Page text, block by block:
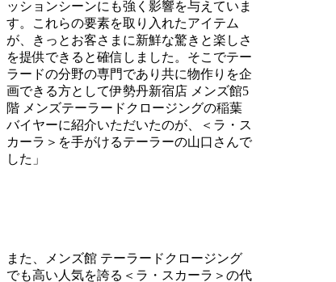
ッションシーンにも強く影響を与えていま
す。これらの要素を取り入れたアイテム
が、きっとお客さまに新鮮な驚きと楽しさ
を提供できると確信しました。そこでテー
ラードの分野の専門であり共に物作りを企
画できる方として伊勢丹新宿店 メンズ館5
階 メンズテーラードクロージングの稲葉
バイヤーに紹介いただいたのが、＜ラ・ス
カーラ＞を手がけるテーラーの山口さんで
した」
また、メンズ館 テーラードクロージング
でも高い人気を誇る＜ラ・スカーラ＞の代